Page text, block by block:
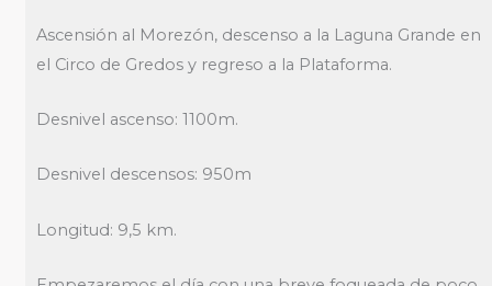
Ascensión al Morezón, descenso a la Laguna Grande en
el Circo de Gredos y regreso a la Plataforma.
Desnivel ascenso: 1100m.
Desnivel descensos: 950m
Longitud: 9,5 km.